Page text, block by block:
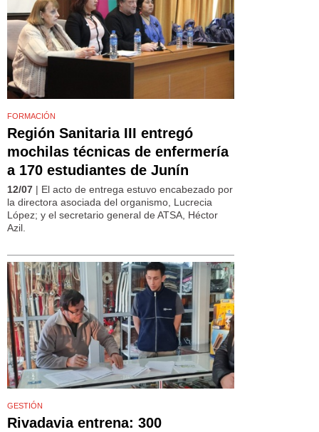
FORMACIÓN
Región Sanitaria III entregó
mochilas técnicas de enfermería
a 170 estudiantes de Junín
12/07 | El acto de entrega estuvo encabezado por
la directora asociada del organismo, Lucrecia
López; y el secretario general de ATSA, Héctor
Azil.
GESTIÓN
Rivadavia entrena: 300